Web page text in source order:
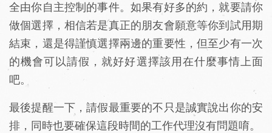
全由你自主控制的事件。如果有好多的約，就要請你
做個選擇，相信若是真正的朋友會願意等你到試用期
結束，還是得謹慎選擇兩邊的重要性，但至少有一次
的機會可以請假，就好好選擇該用在什麼事情上面
吧。
最後提醒一下，請假最重要的不只是誠實說出你的安
排，同時也要確保這段時間的工作代理沒有問題唷。